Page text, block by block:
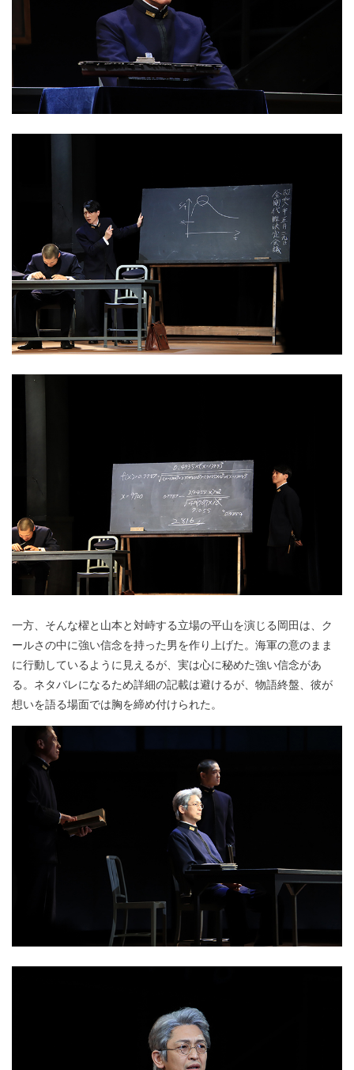
一方、そんな櫂と山本と対峙する立場の平山を演じる岡田は、ク
ールさの中に強い信念を持った男を作り上げた。海軍の意のまま
に行動しているように見えるが、実は心に秘めた強い信念があ
る。ネタバレになるため詳細の記載は避けるが、物語終盤、彼が
想いを語る場面では胸を締め付けられた。